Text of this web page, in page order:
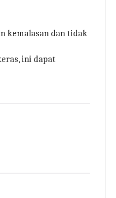
kemalasan dan tidak
ini dapat